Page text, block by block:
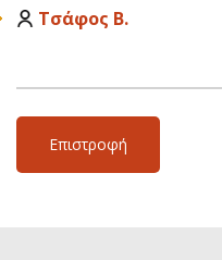
Τσάφος Β.
Επιστροφή